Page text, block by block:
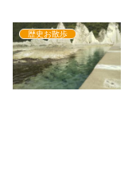
歴史お散歩